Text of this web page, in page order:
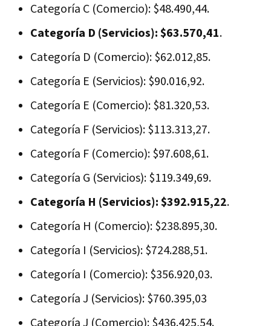
Categoría C (Comercio): $48.490,44.
Categoría D (Servicios): $63.570,41.
Categoría D (Comercio): $62.012,85.
Categoría E (Servicios): $90.016,92.
Categoría E (Comercio): $81.320,53.
Categoría F (Servicios): $113.313,27.
Categoría F (Comercio): $97.608,61.
Categoría G (Servicios): $119.349,69.
Categoría H (Servicios): $392.915,22.
Categoría H (Comercio): $238.895,30.
Categoría I (Servicios): $724.288,51.
Categoría I (Comercio): $356.920,03.
Categoría J (Servicios): $760.395,03